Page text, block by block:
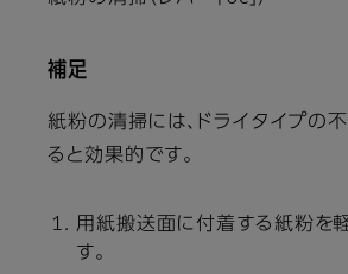
補足
紙粉の清掃には、ドライタイプの
ると効果的です。
用紙搬送面に付着する紙粉を
す。